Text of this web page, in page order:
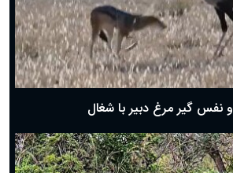
ماه ۱۴۰۴
۱۴۰۴
دنیا رفت؟
نفس گیر مرغ دبیر با شغال